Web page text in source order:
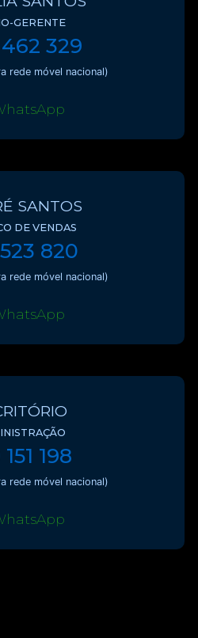
GERENTE
329
rede móvel nacional)
SANTOS
DE VENDAS
820
rede móvel nacional)
198
rede móvel nacional)